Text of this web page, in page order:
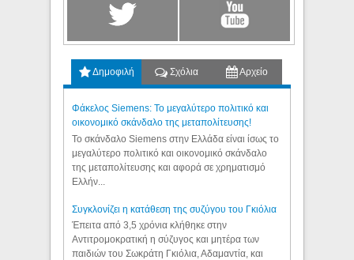
Δημοφιλή Σχόλια Αρχείο
Φάκελος Siemens: Το μεγαλύτερο πολιτικό και
οικονομικό σκάνδαλο της μεταπολίτευσης!
Το σκάνδαλο Siemens στην Ελλάδα είναι ίσως το
μεγαλύτερο πολιτικό και οικονομικό σκάνδαλο
της μεταπολίτευσης και αφορά σε χρηματισμό
Ελλήν...
Συγκλονίζει η κατάθεση της συζύγου του Γκιόλια
Έπειτα από 3,5 χρόνια κλήθηκε στην
Αντιτρομοκρατική η σύζυγος και μητέρα των
παιδιών του Σωκράτη Γκιόλια, Αδαμαντία, και